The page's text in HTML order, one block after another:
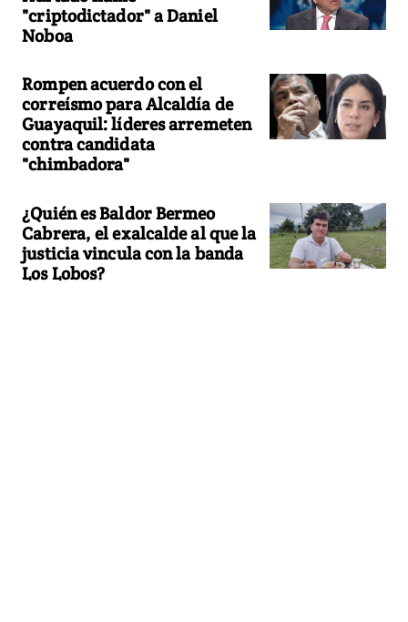
"criptodictador" a Daniel
Noboa
Rompen acuerdo con el
correísmo para Alcaldía de
Guayaquil: líderes arremeten
contra candidata
"chimbadora"
¿Quién es Baldor Bermeo
Cabrera, el exalcalde al que la
justicia vincula con la banda
Los Lobos?